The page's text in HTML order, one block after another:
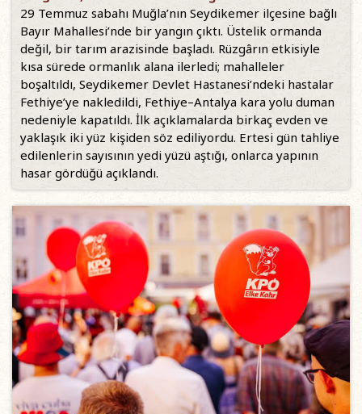
29 Temmuz sabahı Muğla’nın Seydikemer ilçesine bağlı
Bayır Mahallesi’nde bir yangın çıktı. Üstelik ormanda
değil, bir tarım arazisinde başladı. Rüzgârın etkisiyle
kısa sürede ormanlık alana ilerledi; mahalleler
boşaltıldı, Seydikemer Devlet Hastanesi’ndeki hastalar
Fethiye’ye nakledildi, Fethiye–Antalya kara yolu duman
nedeniyle kapatıldı. İlk açıklamalarda birkaç evden ve
yaklaşık iki yüz kişiden söz ediliyordu. Ertesi gün tahliye
edilenlerin sayısının yedi yüzü aştığı, onlarca yapının
hasar gördüğü açıklandı.